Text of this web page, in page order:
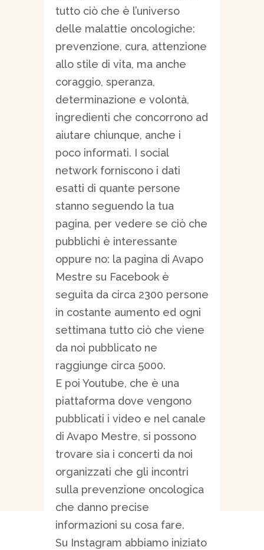
tutto ciò che è l’universo
delle malattie oncologiche:
prevenzione, cura, attenzione
allo stile di vita, ma anche
coraggio, speranza,
determinazione e volontà,
ingredienti che concorrono ad
aiutare chiunque, anche i
poco informati. I social
network forniscono i dati
esatti di quante persone
stanno seguendo la tua
pagina, per vedere se ciò che
pubblichi è interessante
oppure no: la pagina di Avapo
Mestre su Facebook è
seguita da circa 2300 persone
in costante aumento ed ogni
settimana tutto ciò che viene
da noi pubblicato ne
raggiunge circa 5000.
E poi Youtube, che è una
piattaforma dove vengono
pubblicati i video e nel canale
di Avapo Mestre, si possono
trovare sia i concerti da noi
organizzati che gli incontri
sulla prevenzione oncologica
che danno precise
informazioni su cosa fare.
Su Instagram abbiamo iniziato